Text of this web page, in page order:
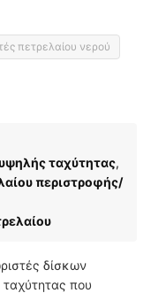
πετρελαίου νερού
ταχύτητας,
περιστροφής/
δίσκων
που